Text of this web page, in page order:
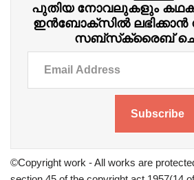
പുതിയ നോവലുകളും
ഇന്‍ബോക്‌സില്‍ ലഭിക്കാന്‍
സബ്‌സ്‌ക്രൈബ്
Subscribe
©Copyright work - All works are